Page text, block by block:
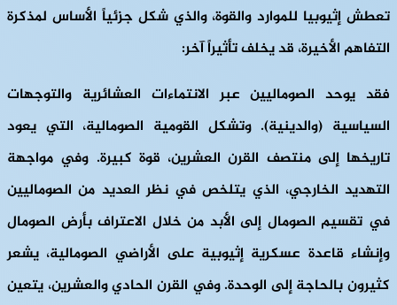
تعطش إثيوبيا للموارد والقوة، والذي شكل جزئياً الأساس لمذكرة
التفاهم الأخيرة، قد يخلف تأثيراً آخر:
فقد يوحد الصوماليين عبر الانتماءات العشائرية والتوجهات
السياسية (والدينية). وتشكل القومية الصومالية، التي يعود
تاريخها إلى منتصف القرن العشرين، قوة كبيرة. وفي مواجهة
التهديد الخارجي، الذي يتلخص في نظر العديد من الصوماليين
في تقسيم الصومال إلى الأبد من خلال الاعتراف بأرض الصومال
وإنشاء قاعدة عسكرية إثيوبية على الأراضي الصومالية، يشعر
كثيرون بالحاجة إلى الوحدة. وفي القرن الحادي والعشرين، يتعين